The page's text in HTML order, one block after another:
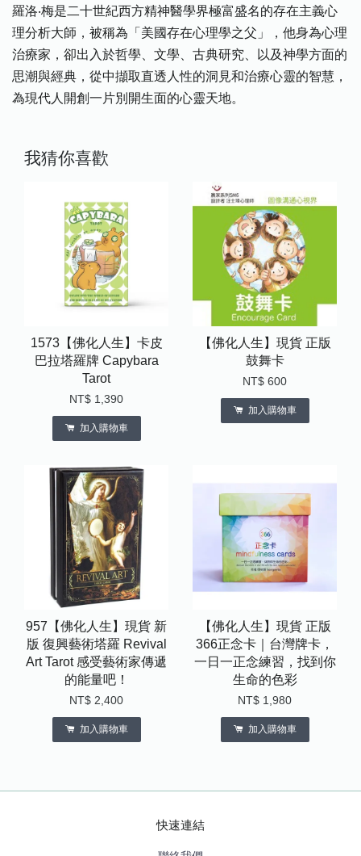
羅洛‧梅是二十世紀西方精神醫學界極富盛名的存在主義心
理分析大師，被稱為「美國存在心理學之父」，他身為心理
治療家，卻出入於哲學、文學、古典研究、以及神學方面的
思潮與經典，從中擷取直透人性的洞見和治療心靈的智慧，
為現代人開創一片別開生面的心靈天地。
我猜你喜歡
1573【佛化人生】卡皮
巴拉塔羅牌 Capybara
Tarot
NT$ 1,390
加入購物車
【佛化人生】現貨 正版
鼓舞卡
NT$ 600
加入購物車
957【佛化人生】現貨 新
版 復興藝術塔羅 Revival
Art Tarot 感受藝術家傳遞
的能量吧！
NT$ 2,400
加入購物車
【佛化人生】現貨 正版
366正念卡｜台灣牌卡，
一日一正念練習，找到你
生命的色彩
NT$ 1,980
加入購物車
快速連結